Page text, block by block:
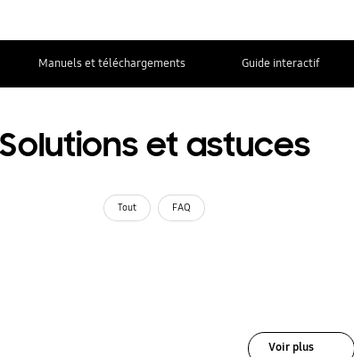
Manuels et téléchargements Guide interactif
Solutions et astuces
Tout FAQ
Voir plus